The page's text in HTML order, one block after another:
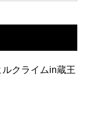
クライムin蔵王